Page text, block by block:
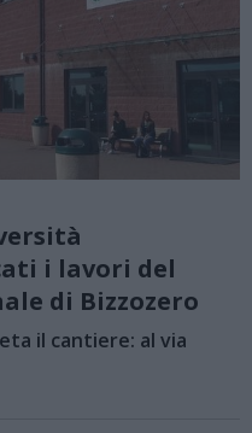
i lavori del
di Bizzozero
il cantiere: al via